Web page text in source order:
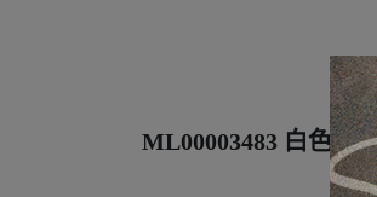
ML00003483 白色